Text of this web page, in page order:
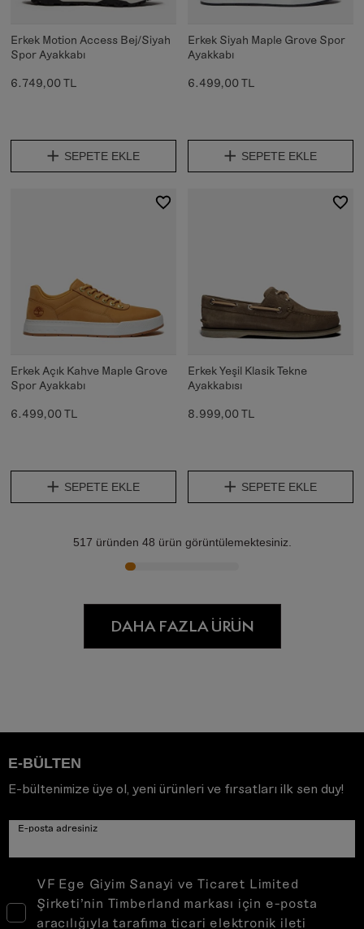
Erkek Motion Access Bej/Siyah
Spor Ayakkabı
6.749,00 TL
SEPETE EKLE
Erkek Siyah Maple Grove Spor
Ayakkabı
6.499,00 TL
SEPETE EKLE
Erkek Açık Kahve Maple Grove
Spor Ayakkabı
6.499,00 TL
SEPETE EKLE
Erkek Yeşil Klasik Tekne
Ayakkabısı
8.999,00 TL
SEPETE EKLE
517 üründen 48 ürün görüntülemektesiniz.
DAHA FAZLA ÜRÜN
E-BÜLTEN
E-bültenimize üye ol, yeni ürünleri ve fırsatları ilk sen duy!
E-posta adresiniz
VF Ege Giyim Sanayi ve Ticaret Limited
Şirketi’nin Timberland markası için e-posta
aracılığıyla tarafıma ticari elektronik ileti